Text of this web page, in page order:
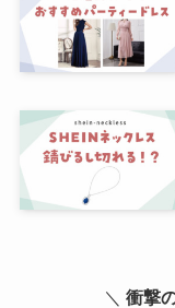
＼ 衝撃